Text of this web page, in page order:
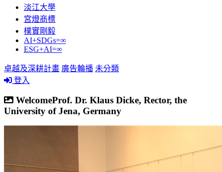
淡江大學
宮燈商標
樸實剛毅
AI+SDGs=∞
ESG+AI=∞
卓越及深耕計畫 廣告輪播 未分類
登入
WelcomeProf. Dr. Klaus Dicke, Rector, the
University of Jena, Germany